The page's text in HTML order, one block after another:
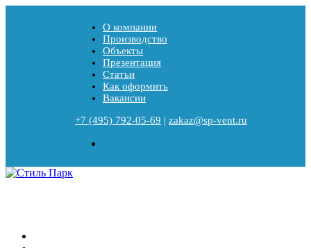
О компании
Производство
Объекты
Презентация
Статьи
Как оформить
Вакансии
+7 (495) 792-05-69 | zakaz@sp-vent.ru